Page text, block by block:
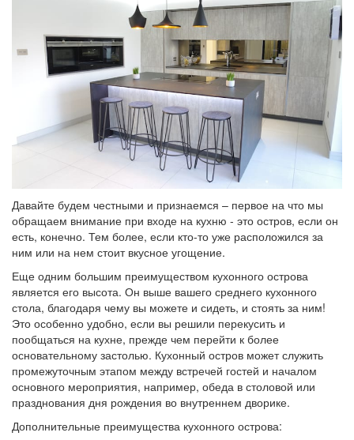
Давайте будем честными и признаемся – первое на что мы
обращаем внимание при входе на кухню - это остров, если он
есть, конечно. Тем более, если кто-то уже расположился за
ним или на нем стоит вкусное угощение.
Еще одним большим преимуществом кухонного острова
является его высота. Он выше вашего среднего кухонного
стола, благодаря чему вы можете и сидеть, и стоять за ним!
Это особенно удобно, если вы решили перекусить и
пообщаться на кухне, прежде чем перейти к более
основательному застолью. Кухонный остров может служить
промежуточным этапом между встречей гостей и началом
основного мероприятия, например, обеда в столовой или
празднования дня рождения во внутреннем дворике.
Дополнительные преимущества кухонного острова: